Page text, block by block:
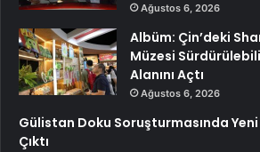
Ağustos 6, 2026
Albüm: Çin’deki
Müzesi
Alanını Açtı
Ağustos 6, 2026
Gülistan Doku Soruşturmasında
Çıktı